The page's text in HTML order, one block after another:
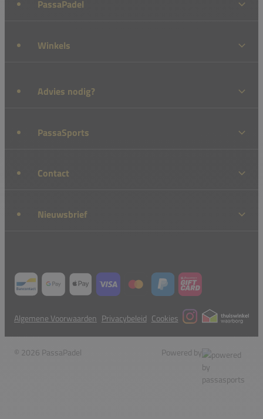
PassaPadel
Winkels
Advies nodig?
PassaSports
Contact
Nieuwsbrief
Algemene Voorwaarden Privacybeleid Cookies
© 2026 PassaPadel Powered by